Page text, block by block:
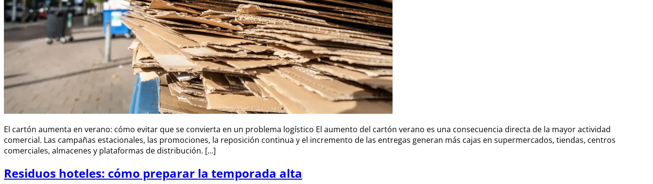
El cartón aumenta en verano: cómo evitar que se convierta en un problema logístico El aumento del cartón verano es una consecuencia directa de la mayor actividad
comercial. Las campañas estacionales, las promociones, la reposición continua y el incremento de las entregas generan más cajas en supermercados, tiendas, centros
comerciales, almacenes y plataformas de distribución. […]
Residuos hoteles: cómo preparar la temporada alta